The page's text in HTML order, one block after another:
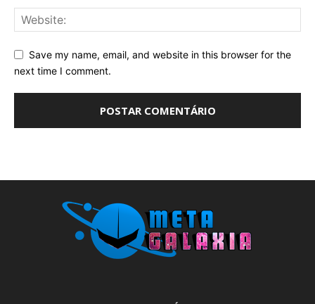
Save my name, email, and website in this browser for the
next time I comment.